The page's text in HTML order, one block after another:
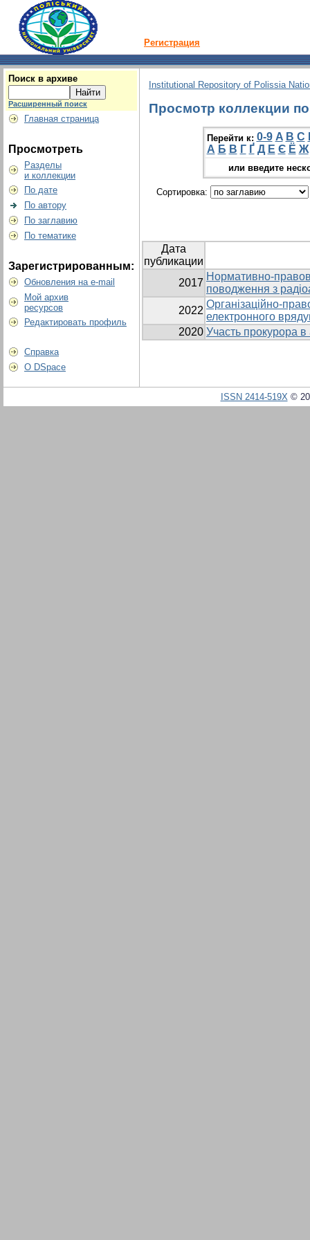
Регистрация
Поиск в архиве
Расширенный поиск
Главная страница
Просмотреть
Разделы
и коллекции
По дате
По автору
По заглавию
По тематике
Зарегистрированным:
Обновления на e-mail
Мой архив
ресурсов
Редактировать профиль
Справка
О DSpace
Institutional Repository of Polissia
Просмотр коллекции
Перейти к: 0-9 A B C
А Б В Г Ґ Д Е Є Ё Ж
или введите
Сортировка:
Дата
публикации
2017
Нормативно-
поводження з
2022
Організаційно-
електронного
2020 Участь прокурора в
ISSN 2414-519X©